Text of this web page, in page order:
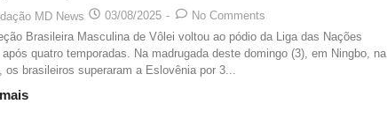
MD News 03/08/2025 -
No Comments
Brasileira Masculina de Vôlei voltou ao pódio da Liga das Nações
após quatro temporadas. Na madrugada deste domingo (3), em Ningbo, na
os brasileiros superaram a Eslovênia por 3...